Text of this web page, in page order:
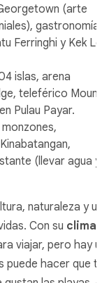
(arte
gastronomía
Ferringhi y Kek
islas, arena
teleférico Mount
Pulau Payar.
(llevar agua y
naturaleza y un
Con su clima
viajar, pero hay
puede hacer que